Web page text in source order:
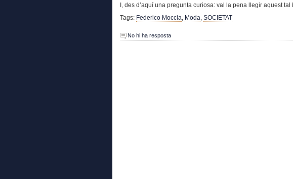
I, des d’aquí una pregunta curiosa: val la pena llegir aquest tal
Tags: Federico Moccia, Moda, SOCIETAT
No hi ha resposta